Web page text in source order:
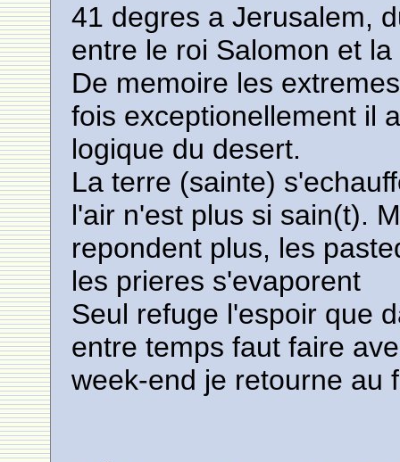
41 degres a Jerusalem,
entre le roi Salomon et
De memoire les
fois exceptionellement il
logique du desert.
La terre (sainte)
l'air n'est plus si sain(t).
repondent plus, les
les prieres s'evaporent
Seul refuge l'espoir que
entre temps faut faire
week-end je retourne au